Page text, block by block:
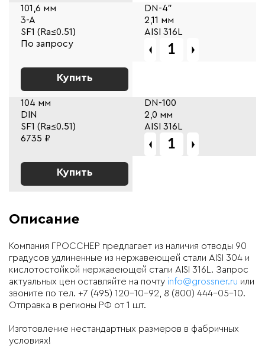
101,6 мм
DN-4"
3-A
2,11 мм
SF1 (Ra≤0.51)
AISI 316L
По запросу
Купить
104 мм
DN-100
DIN
2,0 мм
SF1 (Ra≤0.51)
AISI 316L
6735 ₽
Купить
Описание
Компания ГРОССНЕР предлагает из наличия отводы 90
градусов удлиненные из нержавеющей стали AISI 304 и
кислотостойкой нержавеющей стали AISI 316L . Запрос
актуальных цен оставляйте на почту info@grossner.ru или
звоните по тел. +7 (495) 120-10-92, 8 (800) 444-05-10.
Отправка в регионы РФ от 1 шт.
Изготовление нестандартных размеров в фабричных
условиях!